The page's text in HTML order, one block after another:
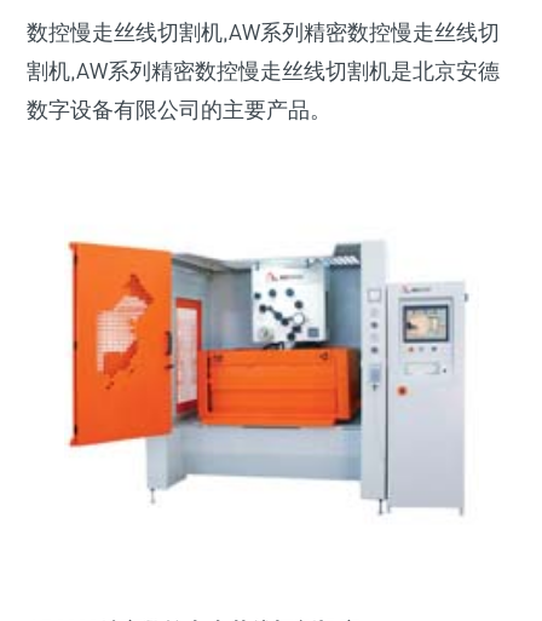
数控慢走丝线切割机,AW系列精密数控慢走丝线切
割机,AW系列精密数控慢走丝线切割机是北京安德
数字设备有限公司的主要产品。